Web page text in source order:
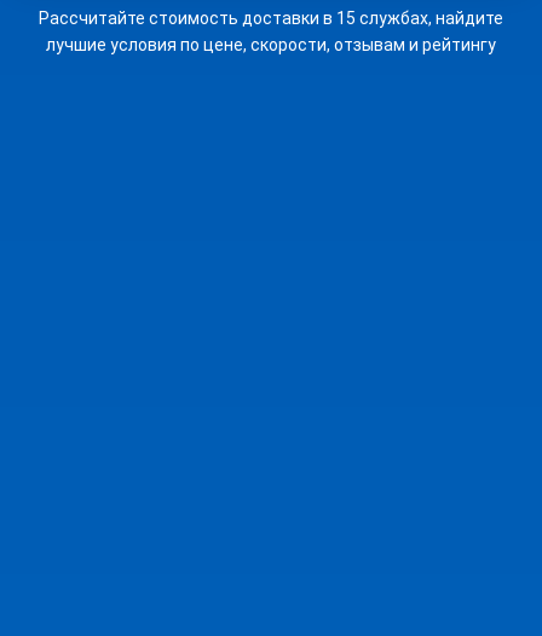
Рассчитайте стоимость доставки в 15 службах, найдите
лучшие условия по цене, скорости, отзывам и рейтингу